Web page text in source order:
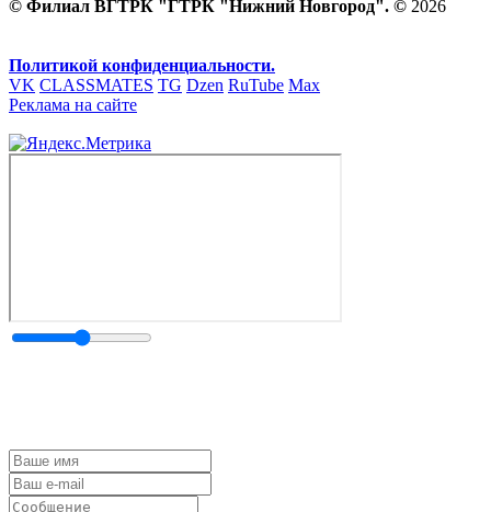
© Филиал ВГТРК "ГТРК "Нижний Новгород". © 2026
Политикой конфиденциальности.
VK CLASSMATES TG Dzen RuTube Max
Реклама на сайте